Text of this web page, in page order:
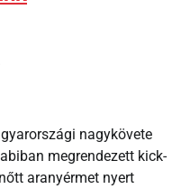
nagykövete
megrendezett kick-
aranyérmet nyert